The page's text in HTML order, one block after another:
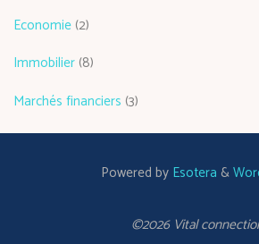
Economie (2)
Immobilier (8)
Marchés financiers (3)
Powered by Esotera &
©2026 Vital